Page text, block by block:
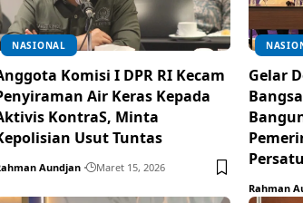
NASIONAL
Komisi I DPR RI Kecam
Air Keras Kepada
KontraS, Minta
Usut Tuntas
Aundjan Maret 15, 2026
Gelar
Rahman